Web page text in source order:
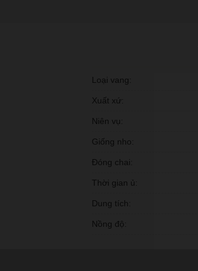
Loại vang:
Xuất xứ:
Niên vụ:
Giống nho:
Đóng chai:
Thời gian ủ:
Dung tích:
Nồng độ: